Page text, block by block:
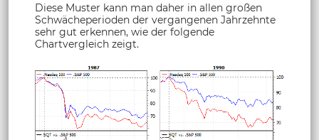
Diese Muster kann man daher in allen großen
Schwächeperioden der vergangenen Jahrzehnte
sehr gut erkennen, wie der folgende
Chartvergleich zeigt.